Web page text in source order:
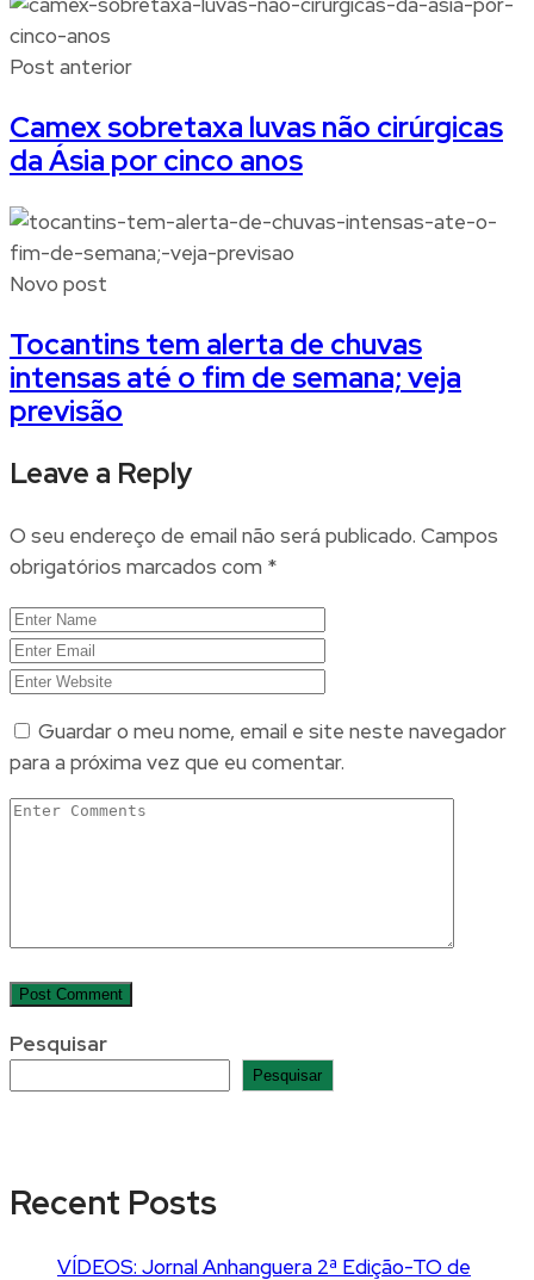
Post anterior
Camex sobretaxa luvas não cirúrgicas
da Ásia por cinco anos
Novo post
Tocantins tem alerta de chuvas
intensas até o fim de semana; veja
previsão
Leave a Reply
O seu endereço de email não será publicado. Campos
obrigatórios marcados com *
Guardar o meu nome, email e site neste navegador
para a próxima vez que eu comentar.
Pesquisar
Pesquisar
Recent Posts
VÍDEOS: Jornal Anhanguera 2ª Edição-TO de